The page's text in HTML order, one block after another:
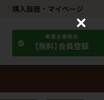
購入履歴・マイページ
C
o
s
e